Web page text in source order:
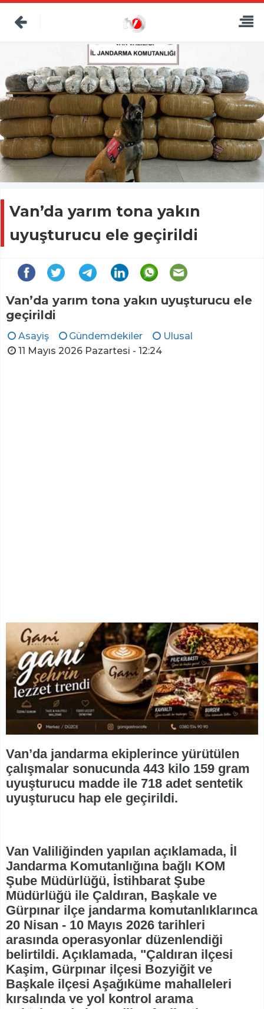
Van’da yarım tona yakın
uyuşturucu ele geçirildi
Van’da yarım tona yakın uyuşturucu ele
geçirildi
Asayiş Gündemdekiler
Ulusal
11 Mayıs 2026 Pazartesi - 12:24
Van’da jandarma ekiplerince yürütülen
çalışmalar sonucunda 443 kilo 159 gram
uyuşturucu madde ile 718 adet sentetik
uyuşturucu hap ele geçirildi.
Van Valiliğinden yapılan açıklamada, İl
Jandarma Komutanlığına bağlı KOM
Şube Müdürlüğü, İstihbarat Şube
Müdürlüğü ile Çaldıran, Başkale ve
Gürpınar ilçe jandarma komutanlıklarınca
20 Nisan - 10 Mayıs 2026 tarihleri
arasında operasyonlar düzenlendiği
belirtildi. Açıklamada, "Çaldıran ilçesi
Kaşim, Gürpınar ilçesi Bozyiğit ve
Başkale ilçesi Aşağıküme mahalleleri
kırsalında ve yol kontrol arama